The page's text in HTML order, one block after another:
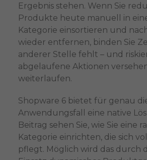
Ergebnis stehen. Wenn Sie
Produkte heute manuell in
Kategorie einsortieren und
wieder entfernen, binden Sie
anderer Stelle fehlt – und
abgelaufene Aktionen
weiterlaufen.
Shopware 6 bietet für genau
Anwendungsfall eine native
Beitrag sehen Sie, wie Sie eine
Kategorie einrichten, die sich
pflegt. Möglich wird das durch